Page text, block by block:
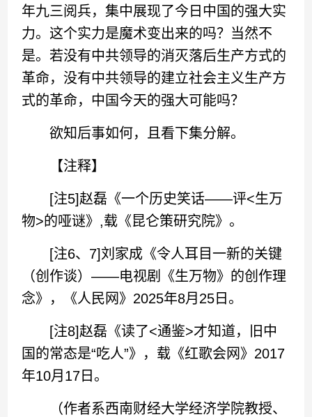
年九三阅兵，集中展现了今日中国的强大实
力。这个实力是魔术变出来的吗？当然不
是。若没有中共领导的消灭落后生产方式的
革命，没有中共领导的建立社会主义生产方
式的革命，中国今天的强大可能吗？
欲知后事如何，且看下集分解。
【注释】
[注5]赵磊《一个历史笑话——评<生万
物>的哑谜》,载《昆仑策研究院》。
[注6、7]刘家成《令人耳目一新的关键
（创作谈）——电视剧《生万物》的创作理
念》，《人民网》2025年8月25日。
[注8]赵磊《读了<通鉴>才知道，旧中
国的常态是“吃人”》，载《红歌会网》2017
年10月17日。
（作者系西南财经大学经济学院教授、